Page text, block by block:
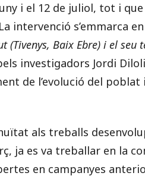
i el 12 de juliol, tot i
intervenció s’emmarca
(Tivenys, Baix Ebre) i el
investigadors Jordi
de l’evolució del poblat
als treballs
ja es va treballar en la
en campanyes